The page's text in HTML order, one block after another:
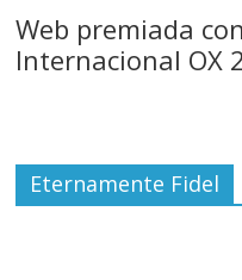
Web premiada
Internacional OX
Eternamente Fidel